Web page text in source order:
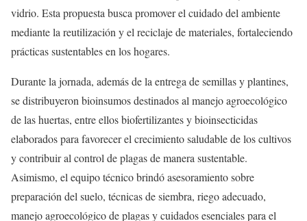
vidrio. Esta propuesta busca promover el cuidado del ambiente
mediante la reutilización y el reciclaje de materiales, fortaleciendo
prácticas sustentables en los hogares.
Durante la jornada, además de la entrega de semillas y plantines,
se distribuyeron bioinsumos destinados al manejo agroecológico
de las huertas, entre ellos biofertilizantes y bioinsecticidas
elaborados para favorecer el crecimiento saludable de los cultivos
y contribuir al control de plagas de manera sustentable.
Asimismo, el equipo técnico brindó asesoramiento sobre
preparación del suelo, técnicas de siembra, riego adecuado,
manejo agroecológico de plagas y cuidados esenciales para el